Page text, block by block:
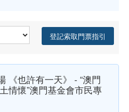
登記索取門票指引
《也許有一天》 - “澳門
情懷”澳門基金會市民專